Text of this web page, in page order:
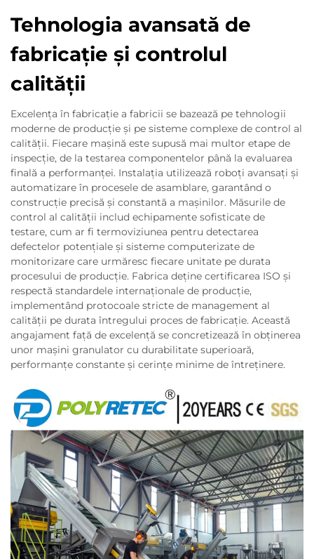
Tehnologia avansată de
fabricație și controlul
calității
Excelența în fabricație a fabricii se bazează pe tehnologii
moderne de producție și pe sisteme complexe de control al
calității. Fiecare mașină este supusă mai multor etape de
inspecție, de la testarea componentelor până la evaluarea
finală a performanței. Instalația utilizează roboți avansați și
automatizare în procesele de asamblare, garantând o
construcție precisă și constantă a mașinilor. Măsurile de
control al calității includ echipamente sofisticate de
testare, cum ar fi termoviziunea pentru detectarea
defectelor potențiale și sisteme computerizate de
monitorizare care urmăresc fiecare unitate pe durata
procesului de producție. Fabrica deține certificarea ISO și
respectă standardele internaționale de producție,
implementând protocoale stricte de management al
calității pe durata întregului proces de fabricație. Această
angajament față de excelență se concretizează în obținerea
unor mașini granulator cu durabilitate superioară,
performanțe constante și cerințe minime de întreținere.